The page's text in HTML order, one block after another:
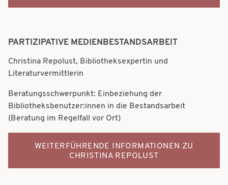
PARTIZIPATIVE MEDIENBESTANDSARBEIT
Christina Repolust, Bibliotheksexpertin und
Literaturvermittlerin
Beratungsschwerpunkt: Einbeziehung der
Bibliotheksbenutzer:innen in die Bestandsarbeit
(Beratung im Regelfall vor Ort)
WEITERFÜHRENDE INFORMATIONEN ZU
CHRISTINA REPOLUST